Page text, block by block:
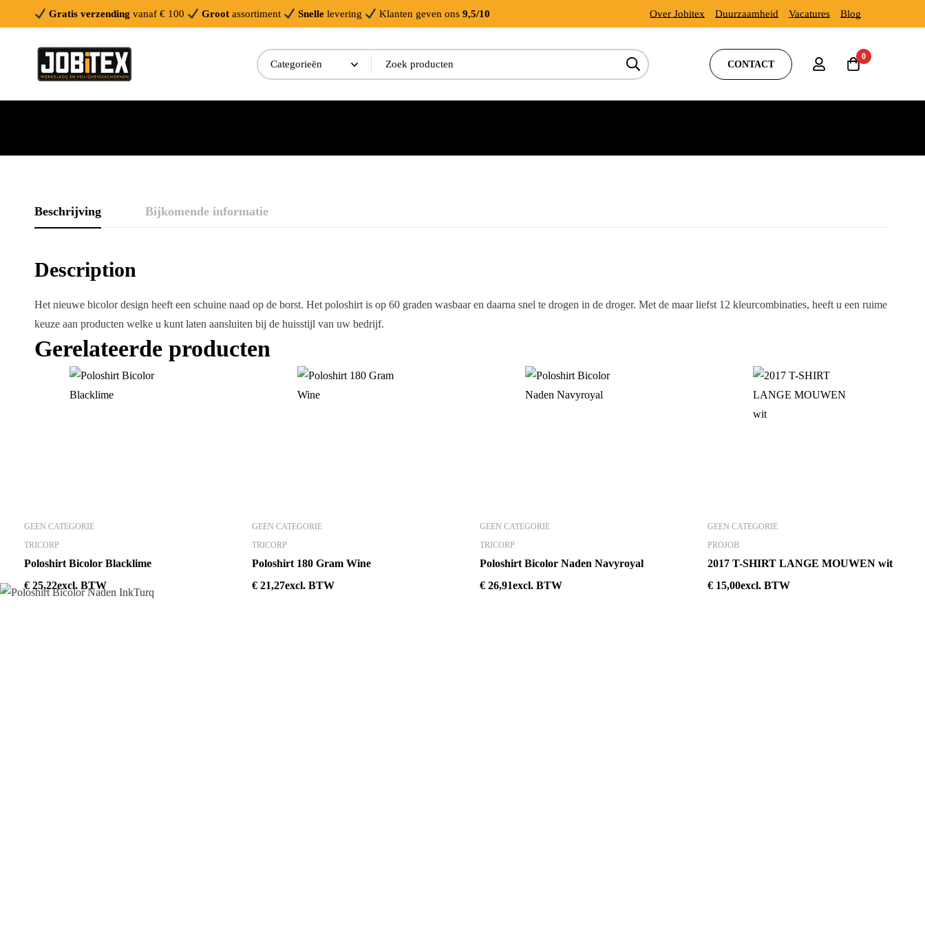
Gratis verzending vanaf € 100 Groot assortiment Snelle levering Klanten geven ons9,5/10 Over Jobitex Duurzaamheid Vacatures Blog
Zoeken:
CONTACT
0
Beschrijving Bijkomende informatie
Description
Het nieuwe bicolor design heeft een schuine naad op de borst. Het poloshirt is op 60 graden wasbaar en daarna snel te drogen in de droger. Met de maar liefst 12 kleurcombinaties, heeft u een ruime
keuze aan producten welke u kunt laten aansluiten bij de huisstijl van uw bedrijf.
Gerelateerde producten
GEEN CATEGORIE
TRICORP
Poloshirt Bicolor Blacklime
€ 25,22excl. BTW
GEEN CATEGORIE
TRICORP
Poloshirt 180 Gram Wine
€ 21,27excl. BTW
GEEN CATEGORIE
TRICORP
Poloshirt Bicolor Naden Navyroyal
€ 26,91excl. BTW
GEEN CATEGORIE
PROJOB
2017 T-SHIRT LANGE MOUWEN wit
€ 15,00excl. BTW